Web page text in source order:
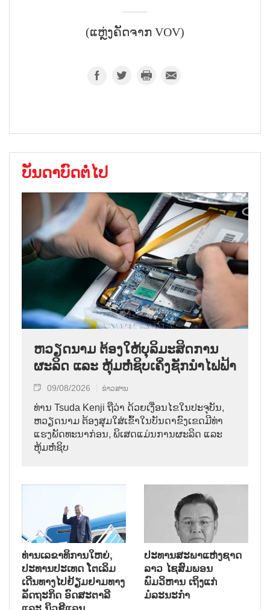
(ແຫຼ່ງຄັດຈາກ VOV)
ບັນດາບົດຕໍ່ໄປ
ຫວຽດນາມ ຕ້ອງໃຫ້ບຸລິມະສິດການ
ຜະລິດ ແລະ ຫຸ້ມຫໍ່ຊິບເຄິ່ງຊັກນຳໄຟຟ້າ
09/08/2026 ຂ່າວສານ
ທ່ານ Tsuda Kenji ຖືວ່າ ດ້ວຍເງື່ອນໄຂໃນປະຈຸບັນ,
ຫວຽດນາມ ຕ້ອງສຸມໃສ່ເຂົ້າໃນບັນດາຂົງເຂດມີທ່າ
ແຮງພັດທະນາກ່ອນ, ພິເສດແມ່ນການຜະລິດ ແລະ
ຫຸ້ມຫໍ່ຊິບ
ທ່ານເລຂາທິການໃຫຍ່,
ປະທານປະເທດ ໂຕເລິມ
ເດີນທາງໄປຢ້ຽມຢາມທາງ
ລັດຖະກິດ ອົດສະຕາລີ
ປະທານສະພາແຫ່ງຊາດ
ລາວ ໄຊສົມພອນ
ພົມວິຫານ ເຖິງແກ່
ມໍລະນະກຳ